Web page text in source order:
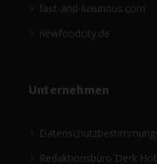
fast-and-luxurious.com
newfoodcity.de
Unternehmen
Redaktionsbüro Derk